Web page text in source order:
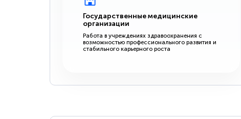
Государственные медицинские
организации
Работа в учреждениях здравоохранения с
возможностью профессионального развития и
стабильного карьерного роста